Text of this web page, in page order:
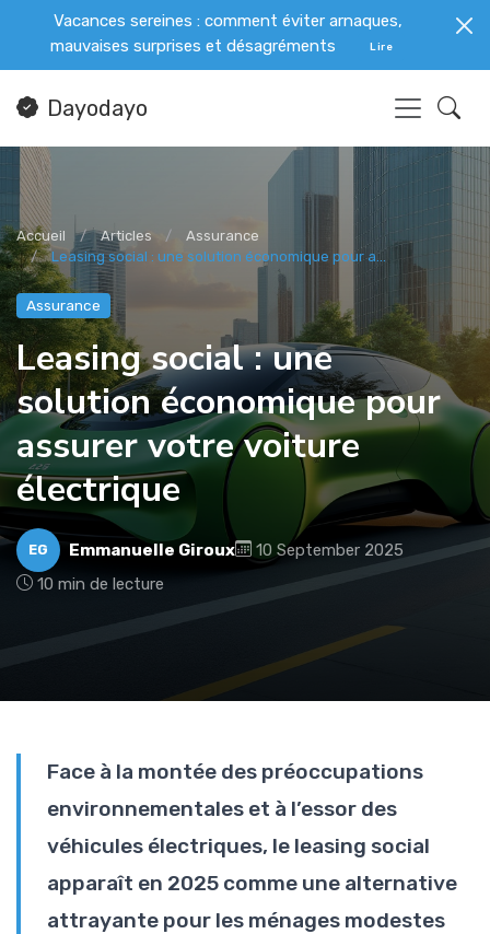
Vacances sereines : comment éviter arnaques,
mauvaises surprises et désagréments
Lire
Dayodayo
Accueil Articles
Assurance
Leasing social : une solution économique pour a...
Assurance
Leasing social : une
solution économique pour
assurer votre voiture
électrique
EG Emmanuelle Giroux
10 September 2025
10 min de lecture
Face à la montée des préoccupations
environnementales et à l’essor des
véhicules électriques, le leasing social
apparaît en 2025 comme une alternative
attrayante pour les ménages modestes